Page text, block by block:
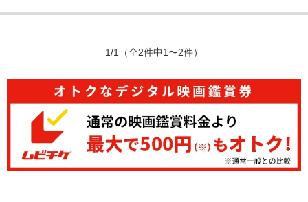
1/1 （全2件中1〜2件）